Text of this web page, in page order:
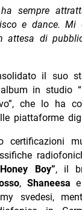
sempre
e dance. Mi
attesa di
il suo
in studio “
che lo ha
piattaforme
certificazioni
Boy”, il
, Shaneesa e
svedesi,